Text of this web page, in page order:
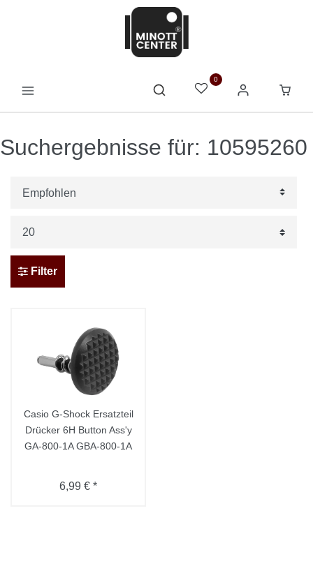
0
Suchergebnisse für: 10595260
Filter
Casio G-Shock Ersatzteil
Drücker 6H Button Ass'y
GA-800-1A GBA-800-1A
6,99 € *